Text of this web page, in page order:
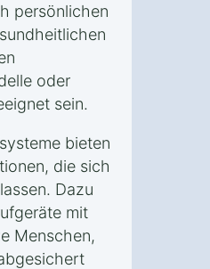
persönlichen
oder
sein.
bieten
die sich
Dazu
mit
Menschen,